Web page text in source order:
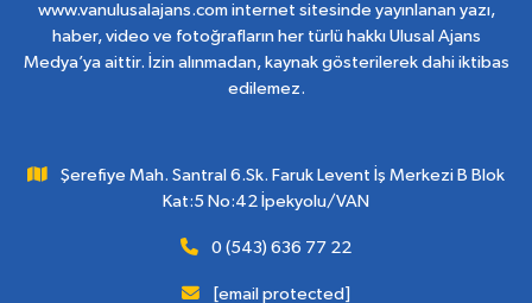
www.vanulusalajans.com internet sitesinde yayınlanan yazı,
haber, video ve fotoğrafların her türlü hakkı Ulusal Ajans
Medya’ya aittir. İzin alınmadan, kaynak gösterilerek dahi iktibas
edilemez.
Şerefiye Mah. Santral 6.Sk. Faruk Levent İş Merkezi B Blok
Kat:5 No:42 İpekyolu/VAN
0 (543) 636 77 22
[email protected]